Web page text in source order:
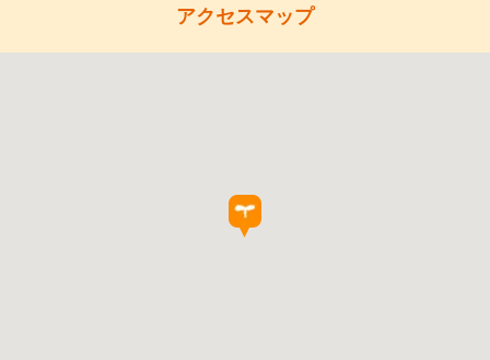
アクセスマップ